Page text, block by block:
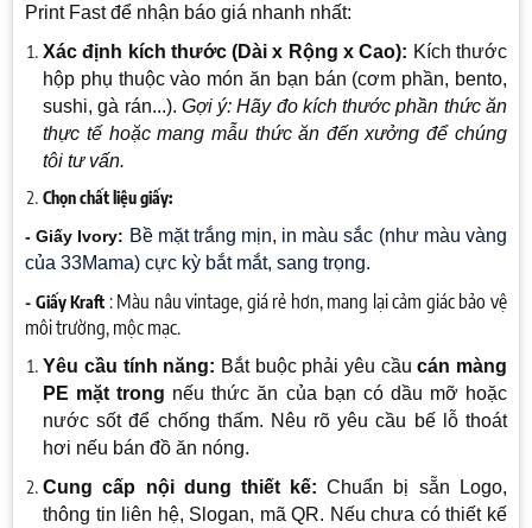
Print Fast để nhận báo giá nhanh nhất:
Xác định kích thước (Dài x Rộng x Cao): Kích thước
hộp phụ thuộc vào món ăn bạn bán (cơm phần, bento,
sushi, gà rán...). Gợi ý: Hãy đo kích thước phần thức ăn
thực tế hoặc mang mẫu thức ăn đến xưởng để chúng
tôi tư vấn.
Chọn chất liệu giấy:
- Giấy Ivory: Bề mặt trắng mịn, in màu sắc (như màu vàng
của 33Mama) cực kỳ bắt mắt, sang trọng.
​- Giấy Kraft : Màu nâu vintage, giá rẻ hơn, mang lại cảm giác bảo vệ
môi trường, mộc mạc.
Yêu cầu tính năng: Bắt buộc phải yêu cầucán màng
PE mặt trong nếu thức ăn của bạn có dầu mỡ hoặc
nước sốt để chống thấm. Nêu rõ yêu cầu bế lỗ thoát
hơi nếu bán đồ ăn nóng.
Cung cấp nội dung thiết kế: Chuẩn bị sẵn Logo,
thông tin liên hệ, Slogan, mã QR. Nếu chưa có thiết kế